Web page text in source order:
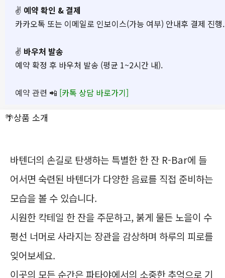
✌ 예약 확인 & 결제
카카오톡 또는 이메일로 인보이스(가능 여부) 안내후 결제 진행.
✌ 바우처 발송
예약 확정 후 바우처 발송 (평균 1~2시간 내).
예약 관련 📲 [카톡 상담 바로가기]
🌴상품 소개
바텐더의 손길로 탄생하는 특별한 한 잔 R-Bar에 들
어서면 숙련된 바텐더가 다양한 음료를 직접 준비하는
모습을 볼 수 있습니다.
시원한 칵테일 한 잔을 주문하고, 붉게 물든 노을이 수
평선 너머로 사라지는 장관을 감상하며 하루의 피로를
잊어보세요.
이곳의 모든 순간은 파타야에서의 소중한 추억으로 기